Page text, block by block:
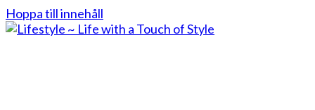
Hoppa till innehåll